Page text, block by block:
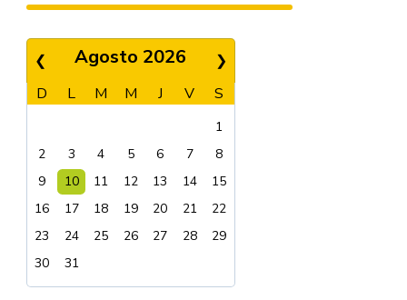
❮ Agosto 2026
❯
D
L M M J V S
1
2
3 4 5 6 7
8
9
10 11 12 13 14
15
16
17 18 19 20 21
22
23
24 25 26 27 28
29
30
31